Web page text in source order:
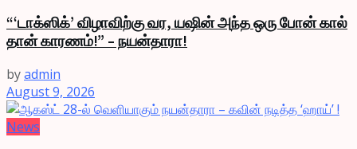
“‘டாக்ஸிக்’ விழாவிற்கு வர, யஷின் அந்த ஒரு போன் கால்
தான் காரணம்!” – நயன்தாரா!
byadmin
August 9, 2026
News